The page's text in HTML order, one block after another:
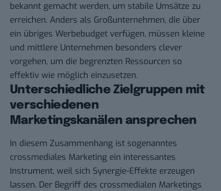
bekannt gemacht werden, um stabile Umsätze zu
erreichen. Anders als Großunternehmen, die über
ein übriges Werbebudget verfügen, müssen kleine
und mittlere Unternehmen besonders clever
vorgehen, um die begrenzten Ressourcen so
effektiv wie möglich einzusetzen.
Unterschiedliche Zielgruppen mit
verschiedenen
Marketingskanälen ansprechen
In diesem Zusammenhang ist sogenanntes
crossmediales Marketing ein interessantes
Instrument, weil sich Synergie-Effekte erzeugen
lassen. Der Begriff des crossmedialen Marketings